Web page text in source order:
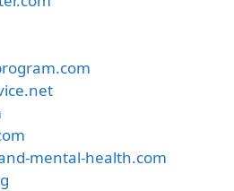
mental-health.com